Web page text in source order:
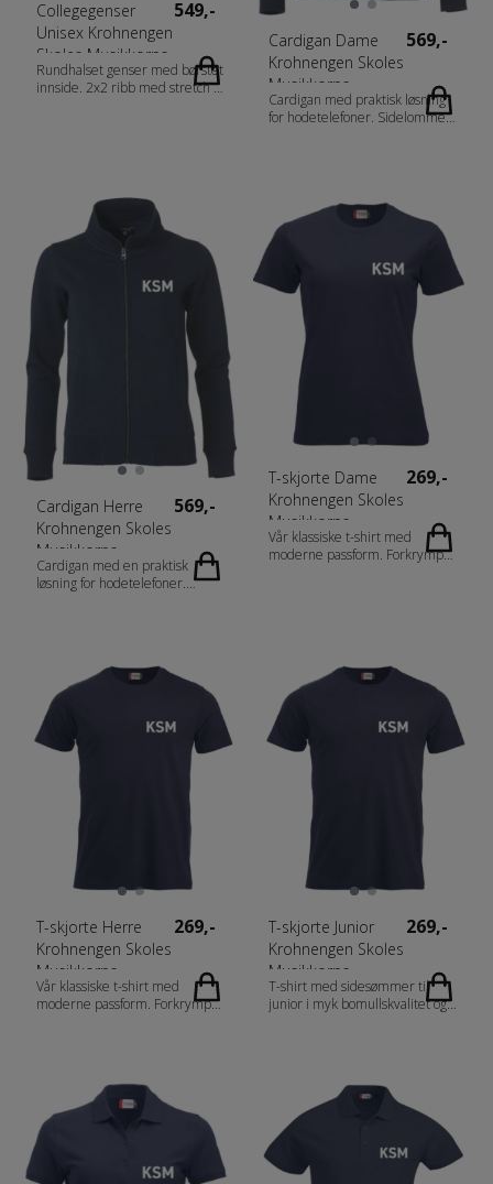
Collegegenser
Unisex Krohnengen
Skoles Musikkorps
549,-
Rundhalset genser med børstet
innside. 2x2 ribb med stretch i
grønnmelert [676]
antrasitmelert [955] 60%
bomull, 40% polyester.
Gråmelert [95] 85% bomull
15% viskose) Gender Herrer,
Unisex, Damer Vekt 300 g/m2
Cardigan Dame
Krohnengen Skoles
Musikkorps
569,-
Cardigan med praktisk løsning
for hodetelefoner. Sidelommer
antrasitt melert (955) 60%
bomull, 40% polyester.
Gråmelert (95) 85% bomull,
Cardigan Herre
Krohnengen Skoles
Musikkorps
569,-
Cardigan med en praktisk
løsning for hodetelefoner.
polyester, antrasitt melert (955)
60% bomull, 40% polyester.
Gråmelert (95) 85% bomull,
15% viscose. Gender Herrer
Vekt 300 g/m2
T-skjorte Dame
Krohnengen Skoles
Musikkorps
269,-
Vår klassiske t-shirt med
moderne passform. Forkrympet
visibility orange [11/170] 80%
polyester, 20% bomull med
sidesømmer. Aske [92] 99%
bomull, 1% viskose. Gråmelert
[95] 85% bomull, 15%
polyester. Blåmelert og
T-skjorte Herre
Krohnengen Skoles
Musikkorps
269,-
Vår klassiske t-shirt med
moderne passform. Forkrympet
damemodell. Fabrics 100%
bomull (Visibility yellow og
visibility orange [11/170] 80%
polyester, 20% bomull med
sidesømmer. Aske [92] 99%
bomull, 1% viskose. Gråmelert
T-skjorte Junior
Krohnengen Skoles
Musikkorps
269,-
T-shirt med sidesømmer til
junior i myk bomullskvalitet og
Junior Vekt 145 g/m2